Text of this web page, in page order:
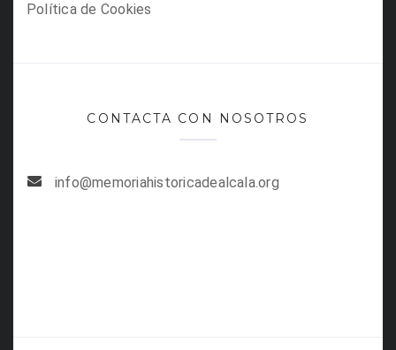
Política de Cookies
CONTACTA CON NOSOTROS
info@memoriahistoricadealcala.org